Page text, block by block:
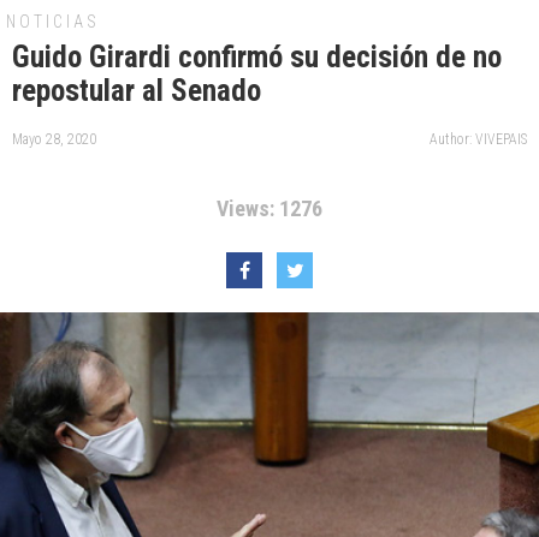
NOTICIAS
Guido Girardi confirmó su decisión de no
repostular al Senado
Mayo 28, 2020 Author: VIVEPAIS
Views: 1276